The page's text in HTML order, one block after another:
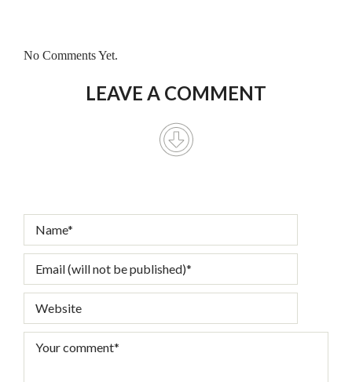
No Comments Yet.
LEAVE A COMMENT